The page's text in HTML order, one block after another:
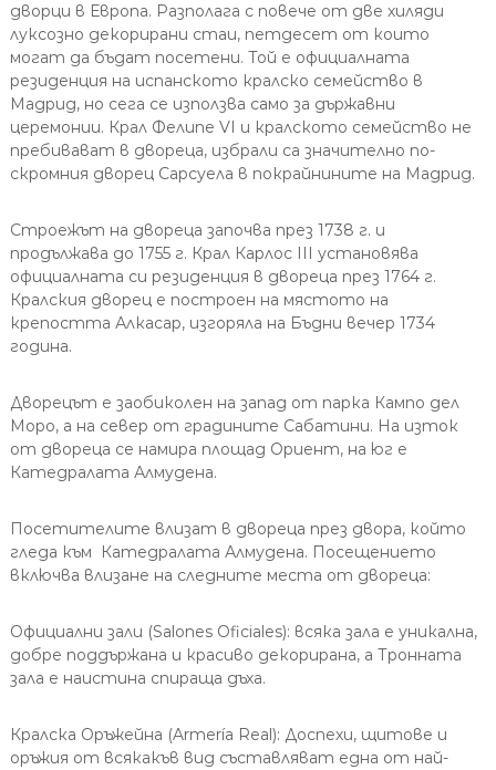
дворци в Европа. Разполага с повече от две хиляди
луксозно декорирани стаи, петдесет от които
могат да бъдат посетени. Той е официалната
резиденция на испанското кралско семейство в
Мадрид, но сега се използва само за държавни
церемонии. Крал Фелипе VI и кралското семейство не
пребивават в двореца, избрали са значително по-
скромния дворец Сарсуела в покрайнините на Мадрид.
Строежът на двореца започва през 1738 г. и
продължава до 1755 г. Крал Карлос III установява
официалната си резиденция в двореца през 1764 г.
Кралския дворец е построен на мястото на
крепостта Алкасар, изгоряла на Бъдни вечер 1734
година.
Дворецът е заобиколен на запад от парка Кампо дел
Моро, а на север от градините Сабатини. На изток
от двореца се намира площад Ориент, на юг е
Катедралата Алмудена.
Посетителите влизат в двореца през двора, който
гледа към Катедралата Алмудена. Посещението
включва влизане на следните места от двореца:
Официални зали (Salones Oficiales): всяка зала е уникална,
добре поддържана и красиво декорирана, а Тронната
зала е наистина спираща дъха.
Кралска Оръжейна (Armería Real): Доспехи, щитове и
оръжия от всякакъв вид съставляват една от най-